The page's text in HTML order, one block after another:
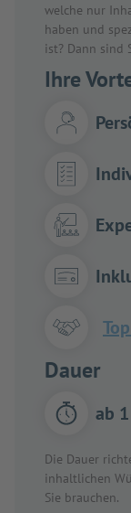
welche nur
haben und
ist? Dann sind
Ihre
Dauer
ab
Die Dauer
inhaltlichen
Sie brauchen.